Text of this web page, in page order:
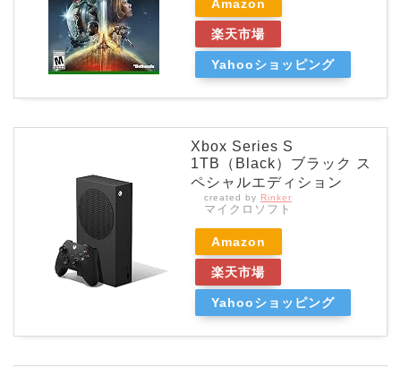
Amazon
楽天市場
Yahooショッピング
Xbox Series S
1TB（Black）ブラック ス
ペシャルエディション
created by Rinker
マイクロソフト
Amazon
楽天市場
Yahooショッピング